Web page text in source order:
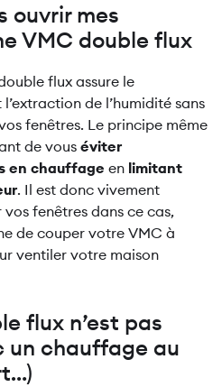
ouvrir mes
VMC double flux
flux assure le
de l’humidité sans
fenêtres. Le principe même
de vous éviter
en chauffage en limitant
. Il est donc vivement
fenêtres dans ce cas,
de couper votre VMC à
ventiler votre maison
flux n’est pas
un chauffage au